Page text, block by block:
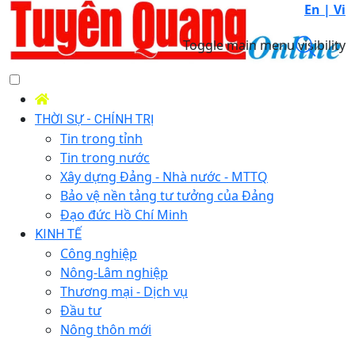
En | Vi
Toggle main menu visibility
THỜI SỰ - CHÍNH TRỊ
Tin trong tỉnh
Tin trong nước
Xây dựng Đảng - Nhà nước - MTTQ
Bảo vệ nền tảng tư tưởng của Đảng
Đạo đức Hồ Chí Minh
KINH TẾ
Công nghiệp
Nông-Lâm nghiệp
Thương mại - Dịch vụ
Đầu tư
Nông thôn mới